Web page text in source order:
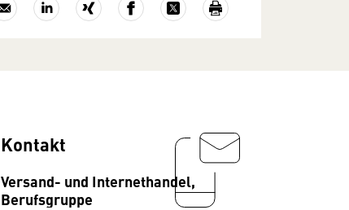
Kontakt
Versand- und Internethandel,
Berufsgruppe